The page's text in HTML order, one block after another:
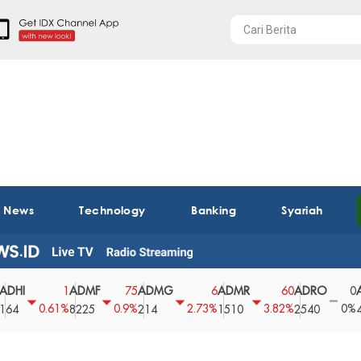
Technology Banking Syariah
1
8225
75
0.9%
ADMG
214
6
2.73%
1510
60
3.82%
ADRO
2540
0
0%
AEGS
43